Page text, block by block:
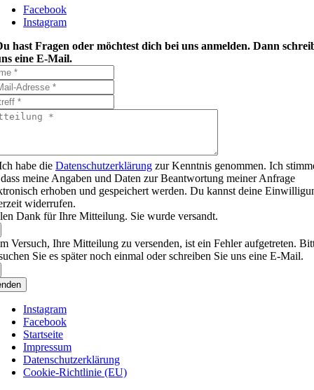
Facebook
Instagram
hast Fragen oder möchtest dich bei uns anmelden. Dann
eine E-Mail.
habe die Datenschutzerklärung zur Kenntnis genommen. Ich
meine Angaben und Daten zur Beantwortung meiner Anfrage
erhoben und gespeichert werden. Du kannst deine
widerrufen.
Dank für Ihre Mitteilung. Sie wurde versandt.
Versuch, Ihre Mitteilung zu versenden, ist ein Fehler aufgetreten.
Sie es später noch einmal oder schreiben Sie uns eine E-Mail.
Instagram
Facebook
Startseite
Impressum
Datenschutzerklärung
Cookie-Richtlinie (EU)